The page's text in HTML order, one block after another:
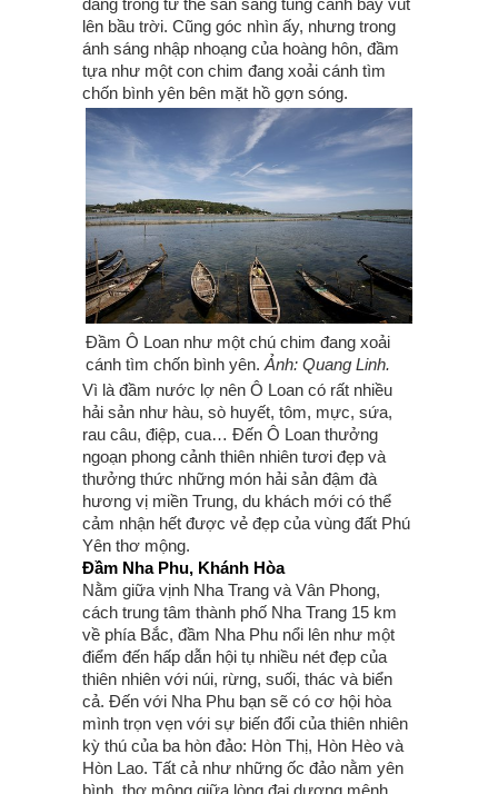
lên bầu trời. Cũng góc nhìn ấy, nhưng trong
ánh sáng nhập nhoạng của hoàng hôn, đầm
tựa như một con chim đang xoải cánh tìm
chốn bình yên bên mặt hồ gợn sóng.
Đầm Ô Loan như một chú chim đang xoải
cánh tìm chốn bình yên. Ảnh: Quang Linh.
Vì là đầm nước lợ nên Ô Loan có rất nhiều
hải sản như hàu, sò huyết, tôm, mực, sứa,
rau câu, điệp, cua… Đến Ô Loan thưởng
ngoạn phong cảnh thiên nhiên tươi đẹp và
thưởng thức những món hải sản đậm đà
hương vị miền Trung, du khách mới có thể
cảm nhận hết được vẻ đẹp của vùng đất Phú
Yên thơ mộng.
Đầm Nha Phu, Khánh Hòa
Nằm giữa vịnh Nha Trang và Vân Phong,
cách trung tâm thành phố Nha Trang 15 km
về phía Bắc, đầm Nha Phu nổi lên như một
điểm đến hấp dẫn hội tụ nhiều nét đẹp của
thiên nhiên với núi, rừng, suối, thác và biển
cả. Đến với Nha Phu bạn sẽ có cơ hội hòa
mình trọn vẹn với sự biến đổi của thiên nhiên
kỳ thú của ba hòn đảo: Hòn Thị, Hòn Hèo và
Hòn Lao. Tất cả như những ốc đảo nằm yên
bình, thơ mộng giữa lòng đại dương mênh